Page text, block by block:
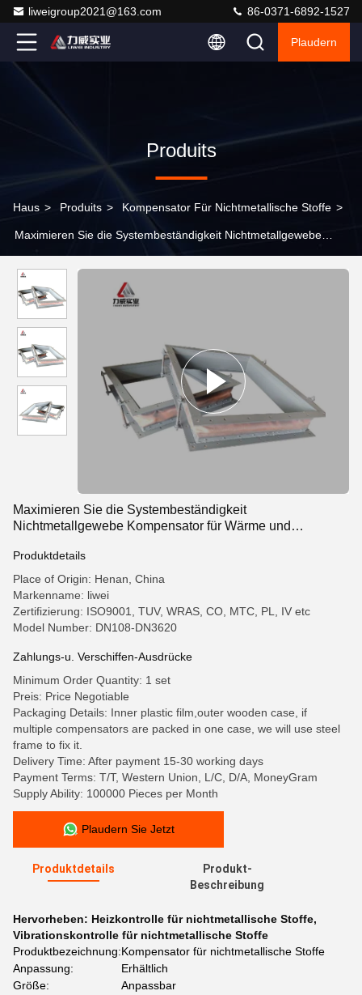
liweigroup2021@163.com 86-0371-6892-1527
Plaudern
Produits
Haus > Produits > Kompensator Für Nichtmetallische Stoffe >
Maximieren Sie die Systembeständigkeit Nichtmetallgewebe
Maximieren Sie die Systembeständigkeit
Nichtmetallgewebe Kompensator für Wärme und
Produktdetails
Place of Origin: Henan, China
Markenname: liwei
Zertifizierung: ISO9001, TUV, WRAS, CO, MTC, PL, IV etc
Model Number: DN108-DN3620
Zahlungs-u. Verschiffen-Ausdrücke
Minimum Order Quantity: 1 set
Preis: Price Negotiable
Packaging Details: Inner plastic film,outer wooden case, if
multiple compensators are packed in one case, we will use steel
frame to fix it.
Delivery Time: After payment 15-30 working days
Payment Terms: T/T, Western Union, L/C, D/A, MoneyGram
Supply Ability: 100000 Pieces per Month
Plaudern Sie Jetzt
Produktdetails
Produkt-
Beschreibung
Hervorheben: Heizkontrolle für nichtmetallische Stoffe,
Vibrationskontrolle für nichtmetallische Stoffe
Produktbezeichnung:Kompensator für nichtmetallische Stoffe
Anpassung:
Erhältlich
Größe:
Anpassbar